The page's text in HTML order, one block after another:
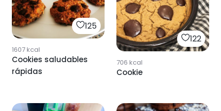
125
1607kcal
Cookies saludables
rápidas
122
706 kcal
Cookie